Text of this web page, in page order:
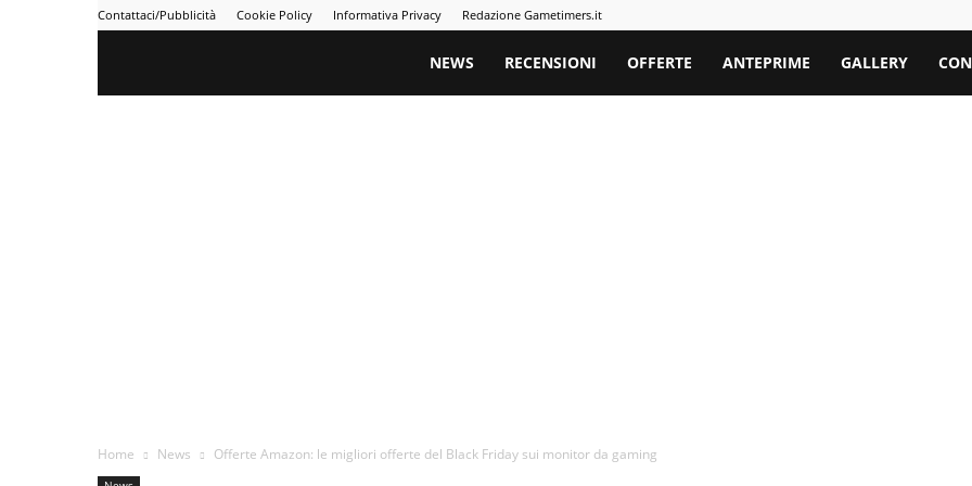
Contattaci/Pubblicità Cookie Policy Informativa Privacy Redazione Gametimers.it
Gametimers
NEWS RECENSIONI OFFERTE ANTEPRIME GALLERY
Home News Offerte Amazon: le migliori offerte del Black Friday sui monitor da gaming